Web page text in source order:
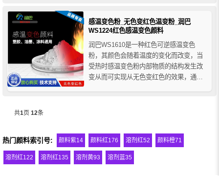
的热致变色粉。
感温变色粉_无色变红色温变粉_润巴
WS1224红色感温变色颜料
润巴WS1610是一种红色可逆感温变色
粉，其颜色会随着温度的变化而改变，当
受热时感温变色粉内部物质的结构发生改
变从而可实现从无色变红色的效果，通常
共1页 12条
热门颜料索引号: 颜料紫14 颜料红176 溶剂红52 颜料橙71
溶剂红122 溶剂红135 溶剂黄93 溶剂蓝35